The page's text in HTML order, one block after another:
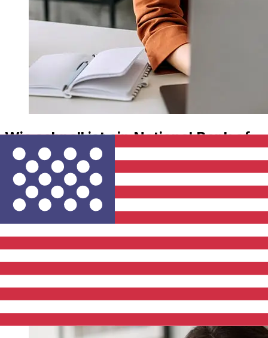
Wie schnell ist ein National Bank of
Denmark DKK USD Transfer?
Die Lieferzeiten für internationale Überweisungen mit
National Bank of Denmark von Dänemark bis Vereinigte
Staaten variieren je nach Zahlungsmethode und
Feiertage und Sicherheitskontrollen können ebenfalls
die Zustellung beeinflussen. Überprüfen Sie Danmarks
NationalbankStichtagszeiten, um Verzögerungen zu
vermeiden.